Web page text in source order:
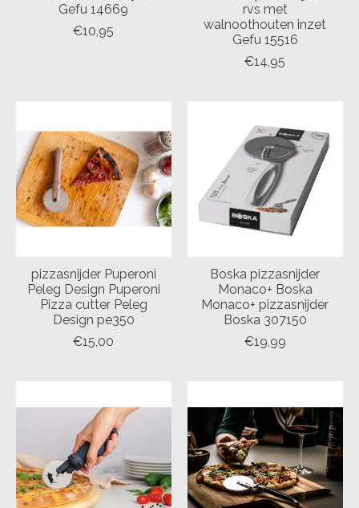
Gefu 14669
€10,95
rvs met
walnoothouten inzet
Gefu 15516
€14,95
pizzasnijder Puperoni
Peleg Design Puperoni
Pizza cutter Peleg
Design pe350
€15,00
Boska pizzasnijder
Monaco+ Boska
Monaco+ pizzasnijder
Boska 307150
€19,99